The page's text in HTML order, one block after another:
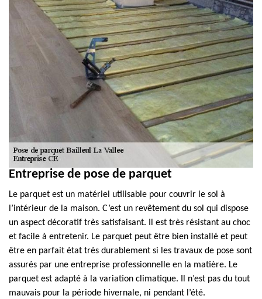
Entreprise de pose de parquet
Le parquet est un matériel utilisable pour couvrir le sol à
l’intérieur de la maison. C’est un revêtement du sol qui dispose
un aspect décoratif très satisfaisant. Il est très résistant au choc
et facile à entretenir. Le parquet peut être bien installé et peut
être en parfait état très durablement si les travaux de pose sont
assurés par une entreprise professionnelle en la matière. Le
parquet est adapté à la variation climatique. Il n’est pas du tout
mauvais pour la période hivernale, ni pendant l’été.